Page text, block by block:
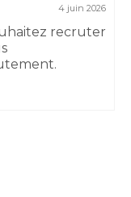
4 juin 2026
recruter